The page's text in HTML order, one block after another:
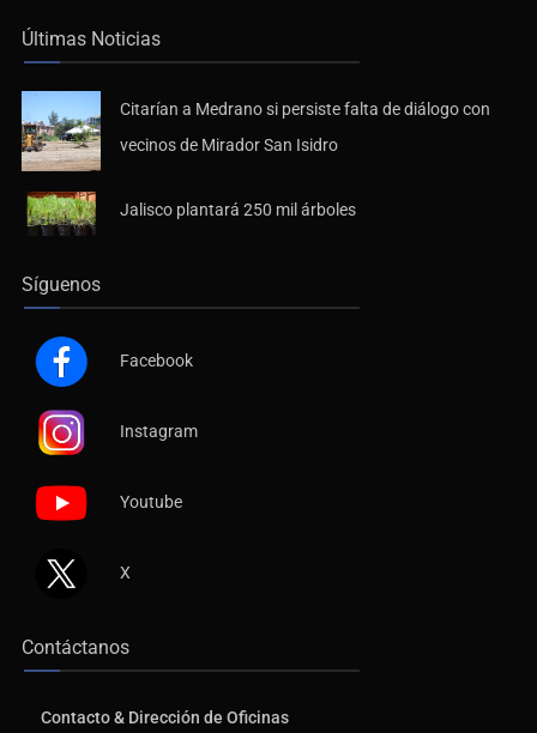
Últimas Noticias
Citarían a Medrano si persiste falta de diálogo con
vecinos de Mirador San Isidro
Jalisco plantará 250 mil árboles
Síguenos
Facebook
Instagram
Youtube
X
Contáctanos
Contacto & Dirección de Oficinas